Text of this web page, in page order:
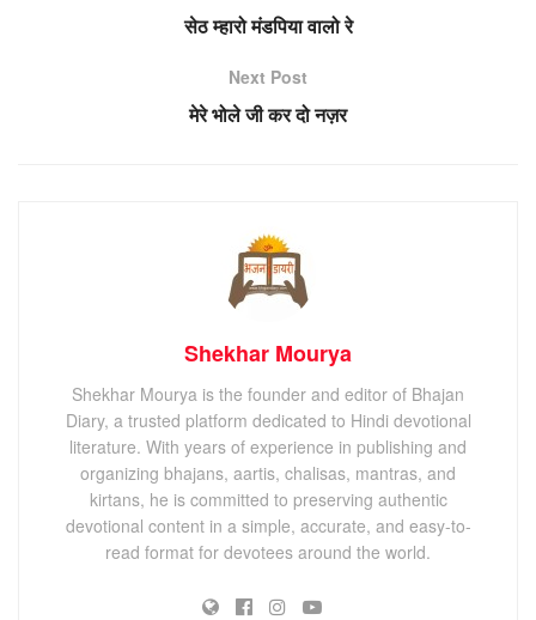
सेठ म्हारो मंडपिया वालो रे
Next Post
मेरे भोले जी कर दो नज़र
Shekhar Mourya
Shekhar Mourya is the founder and editor of Bhajan
Diary, a trusted platform dedicated to Hindi devotional
literature. With years of experience in publishing and
organizing bhajans, aartis, chalisas, mantras, and
kirtans, he is committed to preserving authentic
devotional content in a simple, accurate, and easy-to-
read format for devotees around the world.